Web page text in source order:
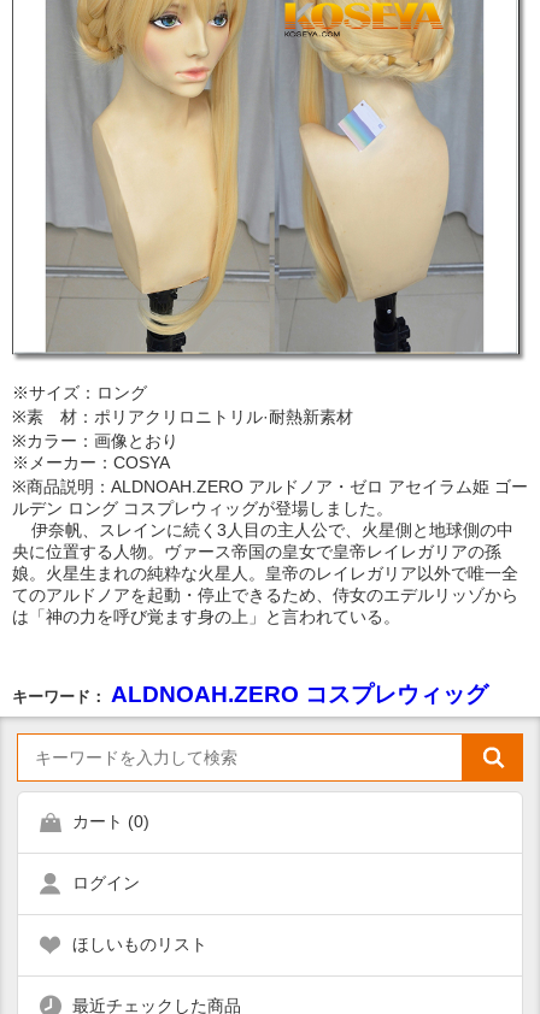
※サイズ：ロング
※素 材：ポリアクリロニトリル·耐熱新素材
※カラー：画像とおり
※メーカー：COSYA
※商品説明：ALDNOAH.ZERO アルドノア・ゼロ アセイラム姫 ゴー
ルデン ロング コスプレウィッグが登場しました。
伊奈帆、スレインに続く3人目の主人公で、火星側と地球側の中
央に位置する人物。ヴァース帝国の皇女で皇帝レイレガリアの孫
娘。火星生まれの純粋な火星人。皇帝のレイレガリア以外で唯一全
てのアルドノアを起動・停止できるため、侍女のエデルリッゾから
は「神の力を呼び覚ます身の上」と言われている。
キーワード： ALDNOAH.ZERO コスプレウィッグ
カート (0)
ログイン
ほしいものリスト
最近チェックした商品